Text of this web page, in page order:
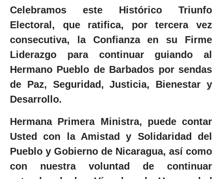
Celebramos este Histórico Triunfo
Electoral, que ratifica, por tercera vez
consecutiva, la Confianza en su Firme
Liderazgo para continuar guiando al
Hermano Pueblo de Barbados por sendas
de Paz, Seguridad, Justicia, Bienestar y
Desarrollo.
Hermana Primera Ministra, puede contar
Usted con la Amistad y Solidaridad del
Pueblo y Gobierno de Nicaragua, así como
con nuestra voluntad de continuar